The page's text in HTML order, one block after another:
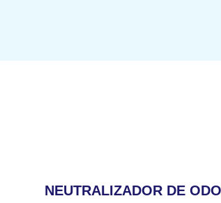
NEUTRALIZADOR DE